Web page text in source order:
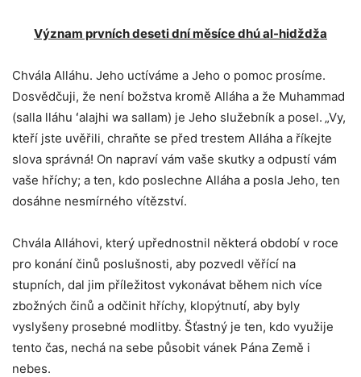
Význam prvních deseti dní měsíce dhú al-hidždža
Chvála Alláhu. Jeho uctíváme a Jeho o pomoc prosíme.
Dosvědčuji, že není božstva kromě Alláha a že Muhammad
(salla lláhu ʻalajhi wa sallam) je Jeho služebník a posel. „Vy,
kteří jste uvěřili, chraňte se před trestem Alláha a říkejte
slova správná! On napraví vám vaše skutky a odpustí vám
vaše hříchy; a ten, kdo poslechne Alláha a posla Jeho, ten
dosáhne nesmírného vítězství.
Chvála Alláhovi, který upřednostnil některá období v roce
pro konání činů poslušnosti, aby pozvedl věřící na
stupních, dal jim příležitost vykonávat během nich více
zbožných činů a odčinit hříchy, klopýtnutí, aby byly
vyslyšeny prosebné modlitby. Šťastný je ten, kdo využije
tento čas, nechá na sebe působit vánek Pána Země i
nebes.